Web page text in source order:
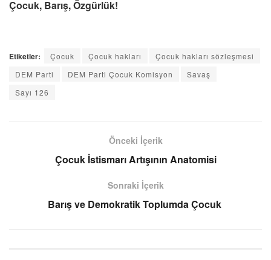
Çocuk, Barış, Özgürlük!
Etiketler: Çocuk Çocuk hakları
Çocuk hakları sözleşmesi
DEM Parti
DEM Parti Çocuk Komisyon
Savaş
Sayı 126
Önceki İçerik
Çocuk İstismarı Artışının Anatomisi
Sonraki İçerik
Barış ve Demokratik Toplumda Çocuk